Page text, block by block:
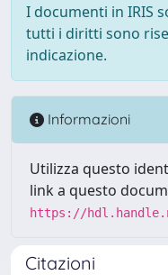
I documenti in IRIS
tutti i diritti sono
indicazione.
Informazioni
Utilizza questo
link a questo
https://
Citazioni